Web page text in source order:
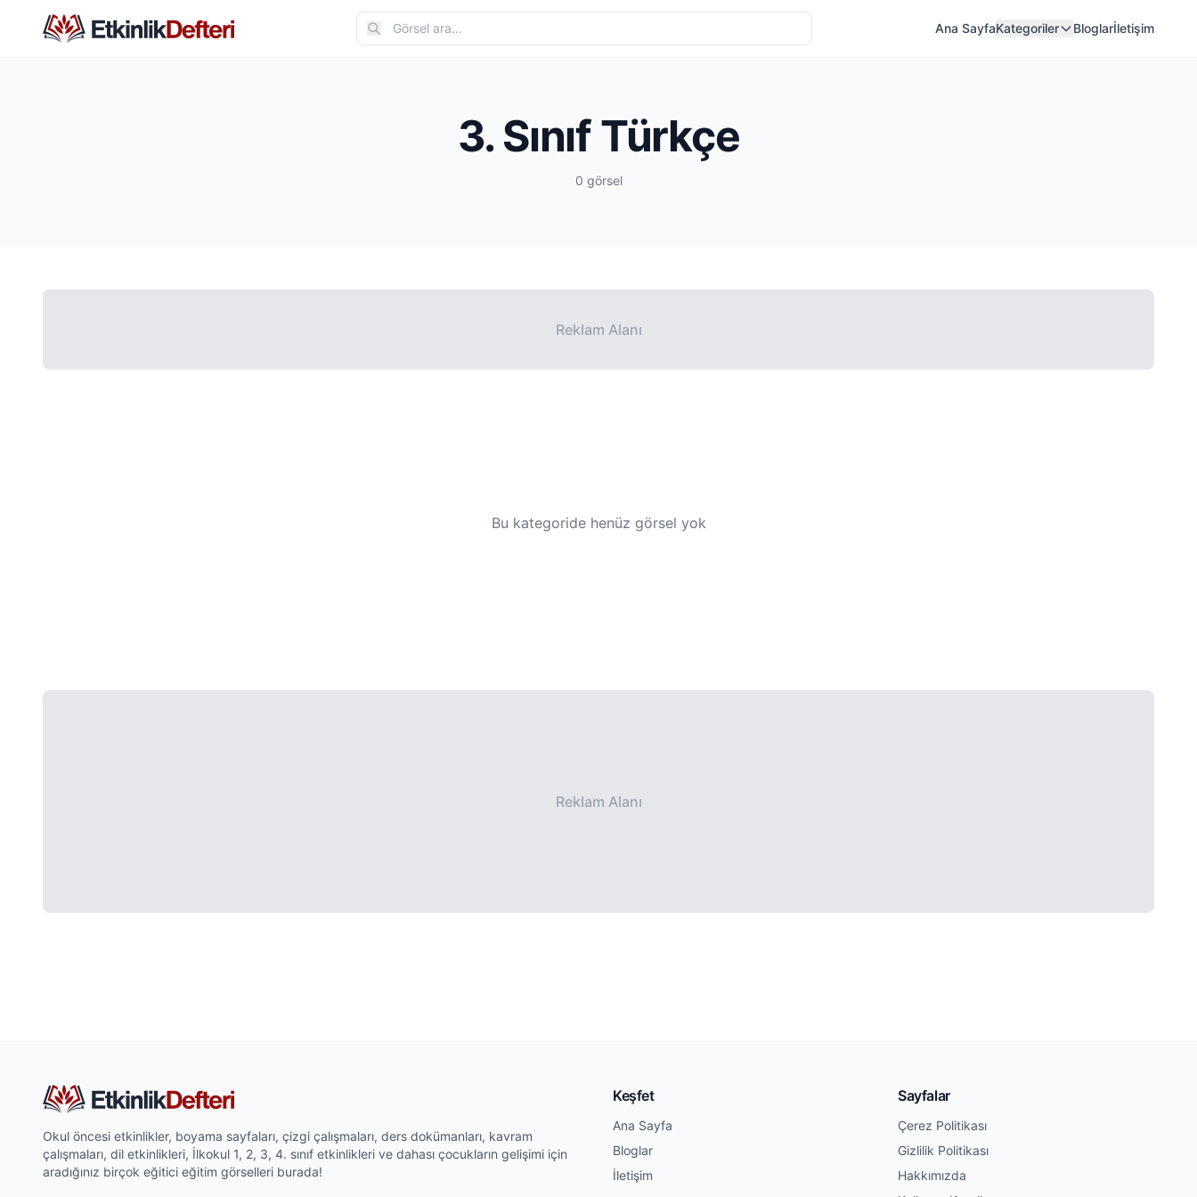
Ana SayfaKategoriler Bloglarİletişim
3. Sınıf Türkçe
0 görsel
Reklam Alanı
Bu kategoride henüz görsel yok
Reklam Alanı
Okul öncesi etkinlikler, boyama sayfaları, çizgi çalışmaları, ders dokümanları, kavram
çalışmaları, dil etkinlikleri, İlkokul 1, 2, 3, 4. sınıf etkinlikleri ve dahası çocukların gelişimi için
aradığınız birçok eğitici eğitim görselleri burada!
Keşfet
Ana Sayfa
Bloglar
İletişim
Sayfalar
Çerez Politikası
Gizlilik Politikası
Hakkımızda